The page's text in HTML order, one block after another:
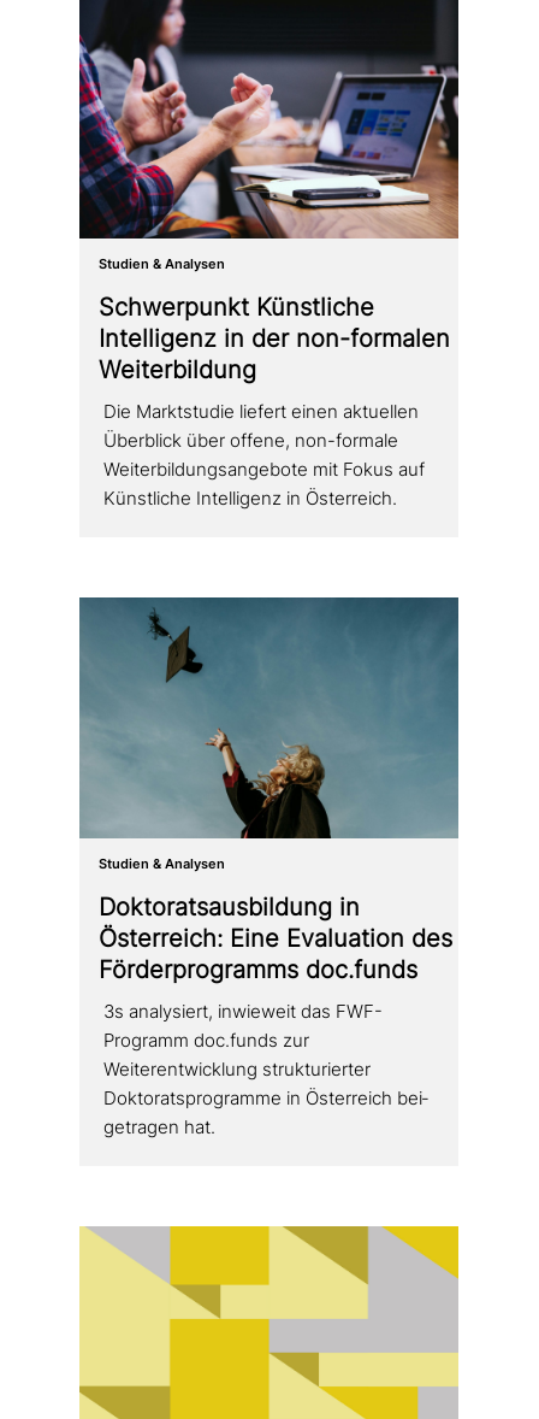
Studien & Analysen
Schwerpunkt Künstliche
Intelligenz in der non-formalen
Weiterbildung
Die Marktstudie liefert einen aktuellen
Überblick über offene, non-formale
Weiterbildungsangebote mit Fokus auf
Künstliche Intelligenz in Österreich.
Studien & Analysen
Doktoratsausbildung in
Österreich: Eine Evaluation des
Förderprogramms doc.funds
3s ana­ly­siert, inwieweit das FWF-
Programm doc.funds zur
Weiterentwicklung struk­tu­rier­ter
Doktoratsprogramme in Österreich bei­
getra­gen hat.